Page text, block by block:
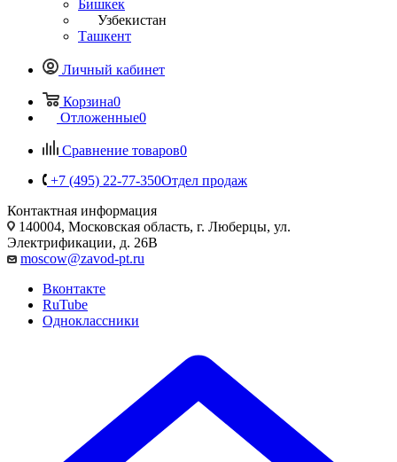
Бишкек
Узбекистан
Ташкент
Личный кабинет
Корзина0
Отложенные0
Сравнение товаров0
+7 (495) 22-77-350Отдел продаж
Контактная информация
140004, Московская область, г. Люберцы, ул.
Электрификации, д. 26В
moscow@zavod-pt.ru
Вконтакте
RuTube
Одноклассники